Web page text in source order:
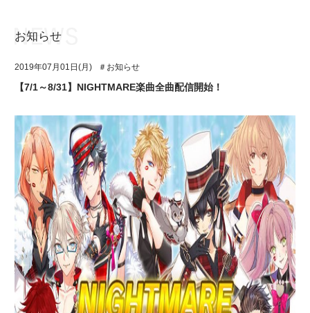
アプリゲーム
イベント・キャンペーン
ミュージック
グッズ・本
ギャラリー
ユニット&キャラクター
アプリゲーム
イベント・キャンペーン
ミュージック
グッズ・本
ギャラリー
お知らせ
2019年07月01日(月) ＃お知らせ
【7/1～8/31】NIGHTMARE楽曲全曲配信開始！